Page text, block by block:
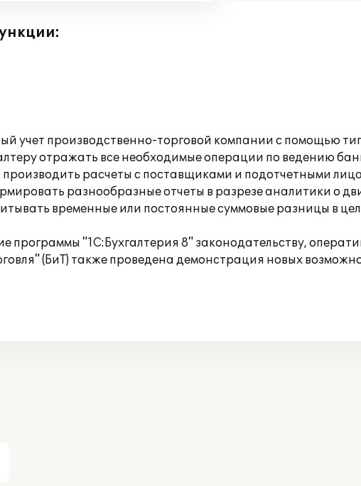
учет производственно-торговой компании с помощью
отражать все необходимые операции по ведению
расчеты с поставщиками и подотчетными
разнообразные отчеты в разрезе аналитики о
временные или постоянные суммовые разницы в
программы "1С:Бухгалтерия 8" законодательству,
(БиТ) также проведена демонстрация новых